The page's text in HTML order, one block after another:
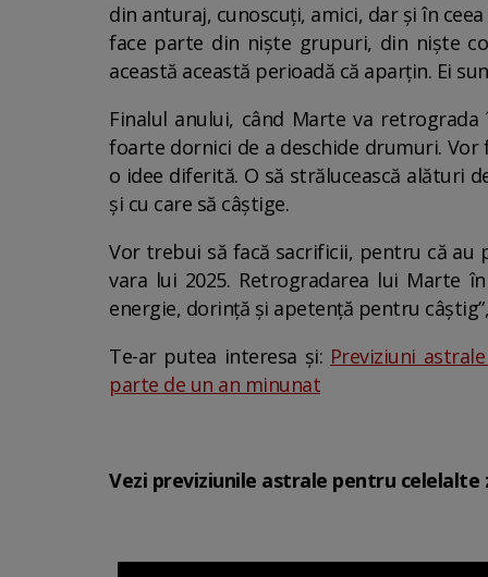
din anturaj, cunoscuți, amici, dar și în
face parte din niște grupuri, din niște
această această perioadă că aparțin. Ei
Finalul anului, când Marte va
foarte dornici de a deschide drumuri.
o idee diferită. O să strălucească alături
și cu care să câștige.
Vor trebui să facă sacrificii, pentru că au
vara lui 2025. Retrogradarea lui Marte
energie, dorință și apetență pentru
Te-ar putea interesa și: Previziuni
parte de un an minunat
Vezi previziunile astrale pentru